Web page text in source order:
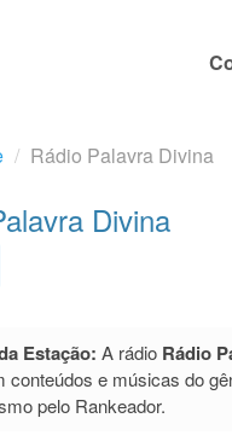
Rádio Palavra Divina
Divina
Estação: A rádio Rádio
conteúdos e músicas do
pelo Rankeador.